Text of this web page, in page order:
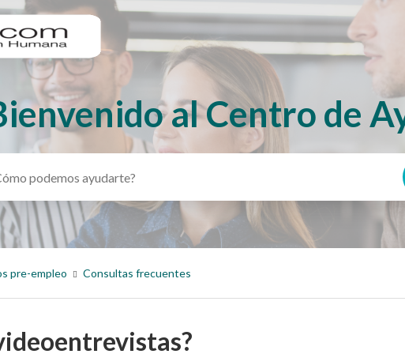
al Centro de
pre-empleo Consultas frecuentes